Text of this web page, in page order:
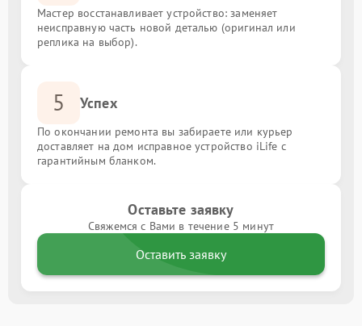
Мастер восстанавливает устройство: заменяет
неисправную часть новой деталью (оригинал или
реплика на выбор).
5 Успех
По окончании ремонта вы забираете или курьер
доставляет на дом исправное устройство iLife с
гарантийным бланком.
Оставьте заявку
Свяжемся с Вами в течение 5 минут
Оставить заявку